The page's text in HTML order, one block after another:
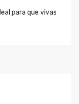
para que vivas